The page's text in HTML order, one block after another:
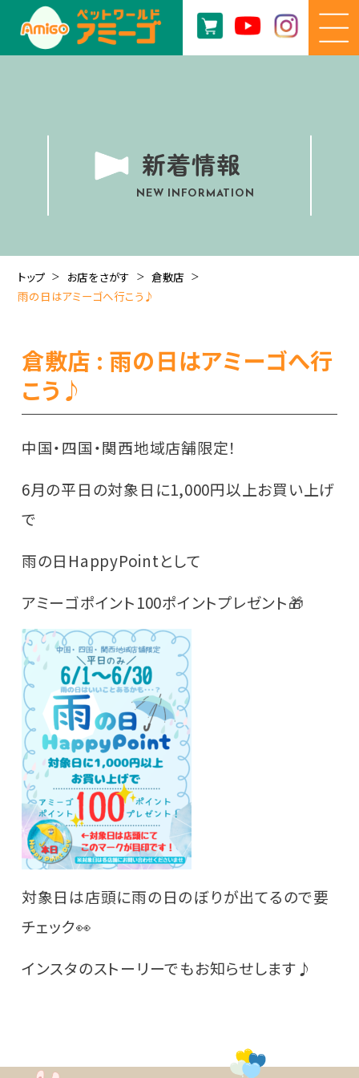
新着情報
NEW INFORMATION
トップ お店をさがす
倉敷店
雨の日はアミーゴへ行こう♪
倉敷店 : 雨の日はアミーゴへ行
こう♪
中国・四国・関西地域店舗限定！
6月の平日の対象日に1,000円以上お買い上げ
で
雨の日HappyPointとして
アミーゴポイント100ポイントプレゼント🎁
対象日は店頭に雨の日のぼりが出てるので要
チェック👀
インスタのストーリーでもお知らせします♪